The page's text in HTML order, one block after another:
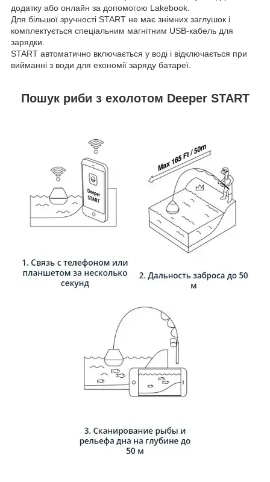
додатку або онлайн за допомогою Lakebook.
Для більшої зручності START не має знімних заглушок і
комплектується спеціальним магнітним USB-кабель для
зарядки.
START автоматично включається у воді і відключається при
вийманні з води для економії заряду батареї.
Пошук риби з ехолотом Deeper START